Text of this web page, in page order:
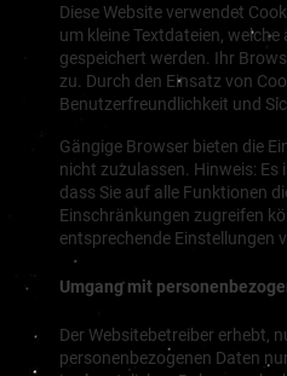
Diese Website verwendet
um kleine Textdateien,
gespeichert werden. Ihr
zu. Durch den Einsatz von
Benutzerfreundlichkeit und
Gängige Browser bieten die
nicht zuzulassen. Hinweis:
dass Sie auf alle Funktionen
Einschränkungen zugreifen
entsprechende Einstellungen
Umgang mit
Der Websitebetreiber erhebt,
personenbezogenen Daten